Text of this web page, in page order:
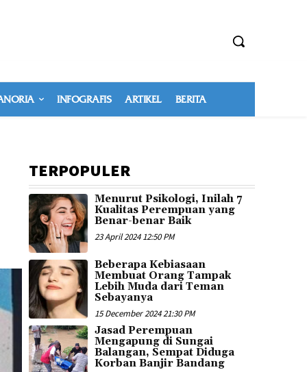
INFOGRAFIS ARTIKEL BERITA
TERPOPULER
Menurut Psikologi, Inilah 7
Kualitas Perempuan yang
Benar-benar Baik
23 April 2024 12:50 PM
Beberapa Kebiasaan
Membuat Orang Tampak
Lebih Muda dari Teman
Sebayanya
15 December 2024 21:30 PM
Jasad Perempuan
Mengapung di Sungai
Balangan, Sempat Diduga
Korban Banjir Bandang